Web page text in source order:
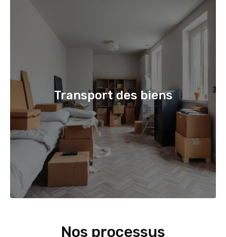
Transport des biens
Nos processus